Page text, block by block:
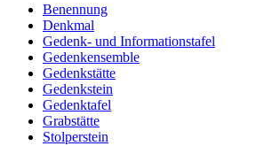
Benennung
Denkmal
Gedenk- und Informationstafel
Gedenkensemble
Gedenkstätte
Gedenkstein
Gedenktafel
Grabstätte
Stolperstein